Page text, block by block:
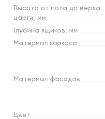
Высота от пола до верха
царги, мм
Глубина ящиков, мм
Материал каркаса
Материал фасадов
Цвет